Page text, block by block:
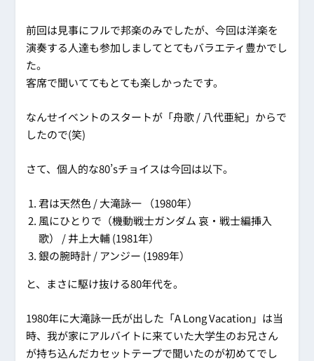
前回は見事にフルで邦楽のみでしたが、今回は洋楽を
演奏する人達も参加しましてとてもバラエティ豊かでし
た。
客席で聞いててもとても楽しかったです。
なんせイベントのスタートが「舟歌 / 八代亜紀」からで
したので(笑)
さて、個人的な80’sチョイスは今回は以下。
君は天然色 / 大滝詠一 （1980年）
風にひとりで（機動戦士ガンダム 哀・戦士編挿入
歌） / 井上大輔 (1981年）
銀の腕時計 / アンジー (1989年）
と、まさに駆け抜ける80年代を。
1980年に大滝詠一氏が出した「A Long Vacation」は当
時、我が家にアルバイトに来ていた大学生のお兄さん
が持ち込んだカセットテープで聞いたのが初めてでし